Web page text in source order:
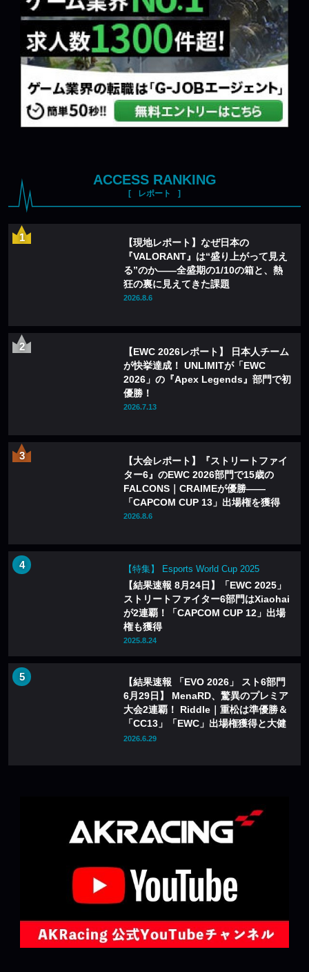
ACCESS RANKING
レポート
【現地レポート】なぜ日本の
『VALORANT』は“盛り上がって見え
る”のか——全盛期の1/10の箱と、熱
狂の裏に見えてきた課題
2026.8.6
【EWC 2026レポート】 日本人チーム
が快挙達成！ UNLIMITが「EWC
2026」の『Apex Legends』部門で初
優勝！
2026.7.13
【大会レポート】『ストリートファイ
ター6』のEWC 2026部門で15歳の
FALCONS｜CRAIMEが優勝——
「CAPCOM CUP 13」出場権を獲得
2026.8.6
【特集】 Esports World Cup 2025
【結果速報 8月24日】「EWC 2025」
ストリートファイター6部門はXiaohai
が2連覇！「CAPCOM CUP 12」出場
権も獲得
2025.8.24
【結果速報 「EVO 2026」 スト6部門
6月29日】 MenaRD、驚異のプレミア
大会2連覇！ Riddle｜重松は準優勝＆
「CC13」「EWC」出場権獲得と大健
闘！
2026.6.29